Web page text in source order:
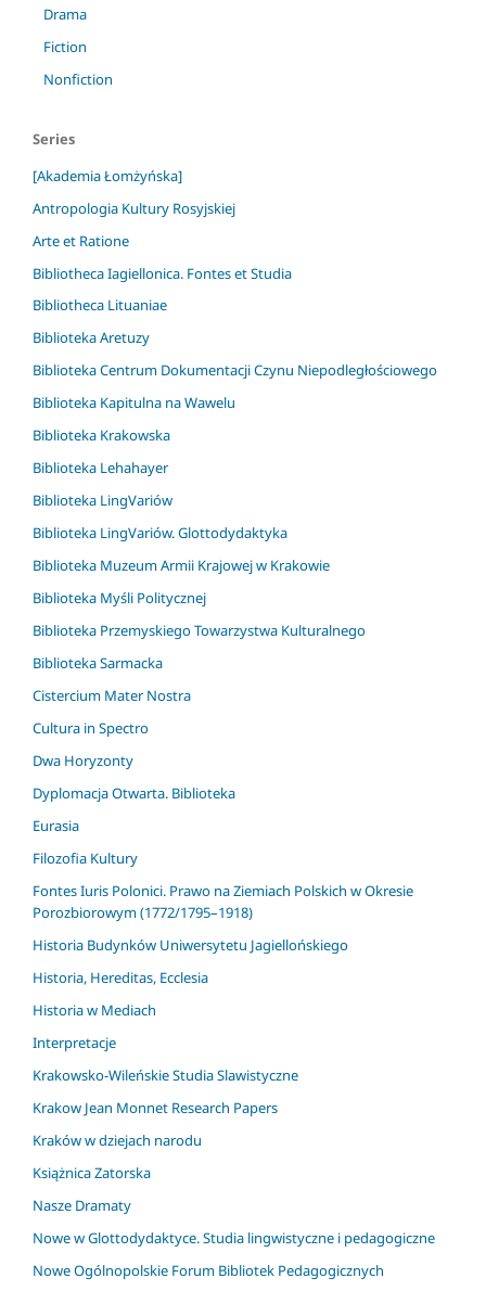
Drama
Fiction
Nonfiction
Series
[Akademia Łomżyńska]
Antropologia Kultury Rosyjskiej
Arte et Ratione
Bibliotheca Iagiellonica. Fontes et Studia
Bibliotheca Lituaniae
Biblioteka Aretuzy
Biblioteka Centrum Dokumentacji Czynu Niepodległościowego
Biblioteka Kapitulna na Wawelu
Biblioteka Krakowska
Biblioteka Lehahayer
Biblioteka LingVariów
Biblioteka LingVariów. Glottodydaktyka
Biblioteka Muzeum Armii Krajowej w Krakowie
Biblioteka Myśli Politycznej
Biblioteka Przemyskiego Towarzystwa Kulturalnego
Biblioteka Sarmacka
Cistercium Mater Nostra
Cultura in Spectro
Dwa Horyzonty
Dyplomacja Otwarta. Biblioteka
Eurasia
Filozofia Kultury
Fontes Iuris Polonici. Prawo na Ziemiach Polskich w Okresie
Porozbiorowym (1772/1795–1918)
Historia Budynków Uniwersytetu Jagiellońskiego
Historia, Hereditas, Ecclesia
Historia w Mediach
Interpretacje
Krakowsko-Wileńskie Studia Slawistyczne
Krakow Jean Monnet Research Papers
Kraków w dziejach narodu
Książnica Zatorska
Nasze Dramaty
Nowe w Glottodydaktyce. Studia lingwistyczne i pedagogiczne
Nowe Ogólnopolskie Forum Bibliotek Pedagogicznych